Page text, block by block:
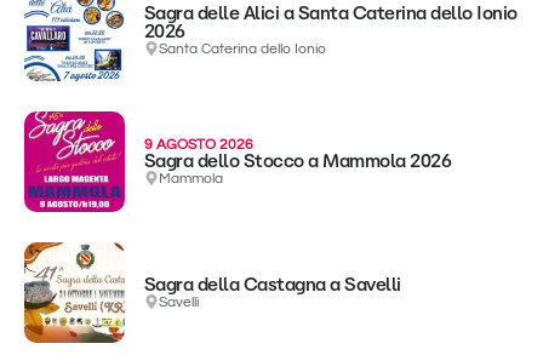
Sagra delle Alici a Santa Caterina dello Ionio
2026
Santa Caterina dello Ionio
9 AGOSTO 2026
Sagra dello Stocco a Mammola 2026
Mammola
Sagra della Castagna a Savelli
Savelli